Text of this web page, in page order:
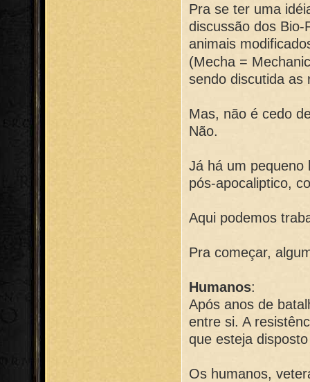
Pra se ter uma
discussão dos
animais
(Mecha =
sendo discutida as
Mas, não é cedo
Não.
Já há um pequeno
pós-apocaliptico,
Aqui podemos
Pra começar,
Humanos:
Após anos de
entre si. A
que esteja
Os humanos,